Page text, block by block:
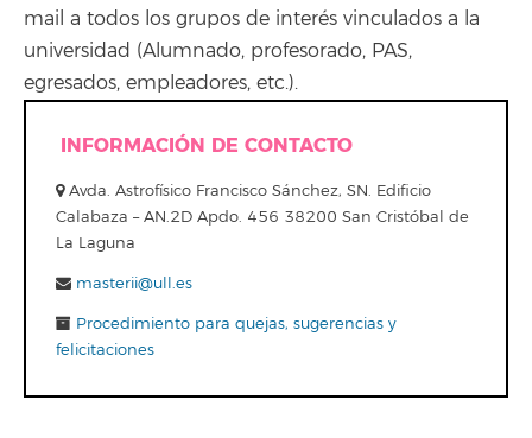
mail a todos los grupos de interés vinculados a la
universidad (Alumnado, profesorado, PAS,
egresados, empleadores, etc.).
INFORMACIÓN DE CONTACTO
Avda. Astrofísico Francisco Sánchez, SN. Edificio
Calabaza – AN.2D Apdo. 456 38200 San Cristóbal de
La Laguna
masterii@ull.es
Procedimiento para quejas, sugerencias y
felicitaciones